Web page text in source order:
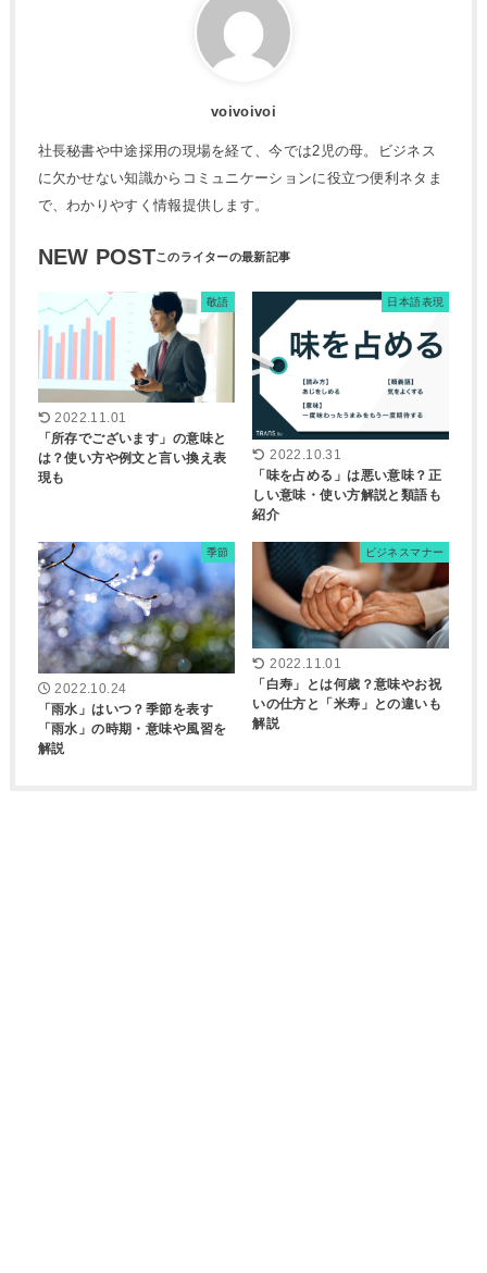
voivoivoi
社長秘書や中途採用の現場を経て、今では2児の母。ビジネス
に欠かせない知識からコミュニケーションに役立つ便利ネタま
で、わかりやすく情報提供します。
NEW POST
敬語
2022.11.01
「所存でございます」の意味と
は？使い方や例文と言い換え表
現も
日本語表現
2022.10.31
「味を占める」は悪い意味？正
しい意味・使い方解説と類語も
紹介
季節
2022.10.24
「雨水」はいつ？季節を表す
「雨水」の時期・意味や風習を
解説
ビジネスマナー
2022.11.01
「白寿」とは何歳？意味やお祝
いの仕方と「米寿」との違いも
解説